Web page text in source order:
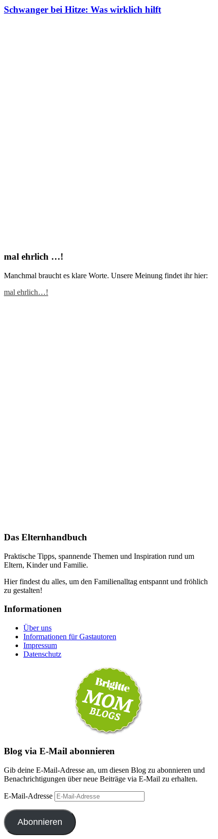
Schwanger bei Hitze: Was wirklich hilft
mal ehrlich …!
Manchmal braucht es klare Worte. Unsere Meinung findet ihr hier:
mal ehrlich…!
Das Elternhandbuch
Praktische Tipps, spannende Themen und Inspiration rund um
Eltern, Kinder und Familie.
Hier findest du alles, um den Familienalltag entspannt und fröhlich
zu gestalten!
Informationen
Über uns
Informationen für Gastautoren
Impressum
Datenschutz
Blog via E-Mail abonnieren
Gib deine E-Mail-Adresse an, um diesen Blog zu abonnieren und
Benachrichtigungen über neue Beiträge via E-Mail zu erhalten.
E-Mail-Adresse
Abonnieren